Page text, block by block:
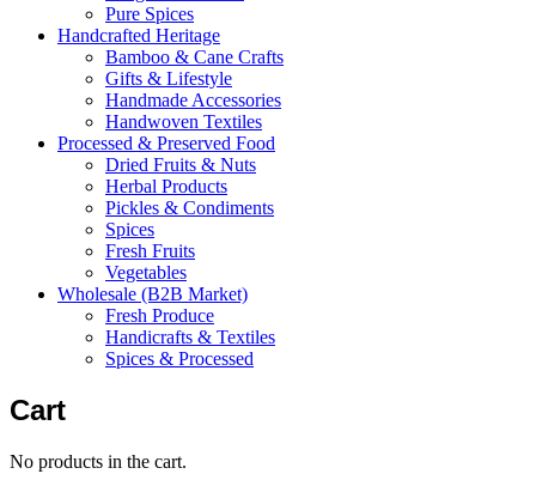
Pure Spices
Handcrafted Heritage
Bamboo & Cane Crafts
Gifts & Lifestyle
Handmade Accessories
Handwoven Textiles
Processed & Preserved Food
Dried Fruits & Nuts
Herbal Products
Pickles & Condiments
Spices
Fresh Fruits
Vegetables
Wholesale (B2B Market)
Fresh Produce
Handicrafts & Textiles
Spices & Processed
Cart
No products in the cart.